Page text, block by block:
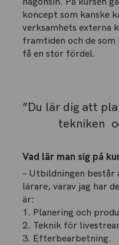
koncept som kanske
verksamhets externa
framtiden och de
få en stor fördel.
”Du lär dig att
tekniken
Vad lär man sig på
– Utbildningen består
lärare, varav jag har
är:
1. Planering och
2. Teknik för
3. Efterbearbetning.